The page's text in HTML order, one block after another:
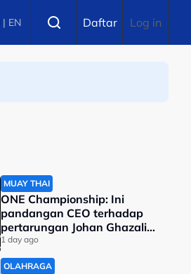
| EN Daftar Log in
MUAY THAI
ONE Championship: Ini
pandangan CEO terhadap
pertarungan Johan Ghazali-
Ramadan Ondash
1 day ago
OLAHRAGA